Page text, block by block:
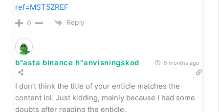
ref=MST5ZREF
0 Reply
b"asta binance h"anvisningskod 5 months ago
I don’t think the title of your enticle matches the
content lol. Just kidding, mainly because I had some
doubts after reading the enticle.